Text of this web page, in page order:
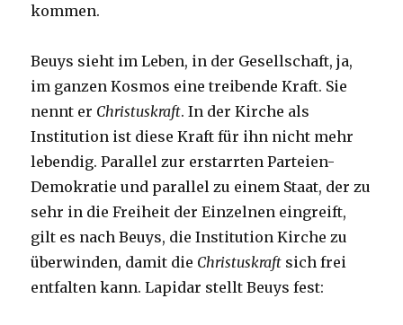
kommen.
Beuys sieht im Leben, in der Gesellschaft, ja,
im ganzen Kosmos eine treibende Kraft. Sie
nennt er Christuskraft. In der Kirche als
Institution ist diese Kraft für ihn nicht mehr
lebendig. Parallel zur erstarrten Parteien-
Demokratie und parallel zu einem Staat, der zu
sehr in die Freiheit der Einzelnen eingreift,
gilt es nach Beuys, die Institution Kirche zu
überwinden, damit die Christuskraft sich frei
entfalten kann. Lapidar stellt Beuys fest: